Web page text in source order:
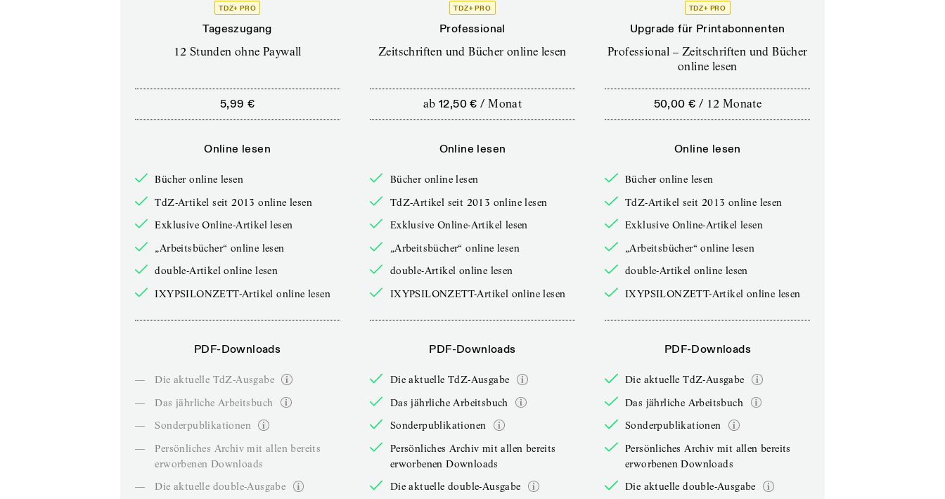
TDZ+ PRO
Tageszugang
12 Stunden ohne Paywall
5,99 €
Online lesen
Bücher online lesen
TdZ-Artikel seit 2013 online lesen
Exklusive Online-Artikel lesen
„Arbeitsbücher“ online lesen
double-Artikel online lesen
IXYPSILONZETT-Artikel online lesen
PDF-Downloads
—
Die aktuelle TdZ-Ausgabe
—
Das jährliche Arbeitsbuch
—
Sonderpublikationen
—
Persönliches Archiv mit allen bereits
erworbenen Downloads
—
Die aktuelle double-Ausgabe
TDZ+ PRO
Professional
Zeitschriften und Bücher online lesen
ab 12,50 € /Monat
Online lesen
Bücher online lesen
TdZ-Artikel seit 2013 online lesen
Exklusive Online-Artikel lesen
„Arbeitsbücher“ online lesen
double-Artikel online lesen
IXYPSILONZETT-Artikel online lesen
PDF-Downloads
Die aktuelle TdZ-Ausgabe
Das jährliche Arbeitsbuch
Sonderpublikationen
Persönliches Archiv mit allen bereits
erworbenen Downloads
Die aktuelle double-Ausgabe
TDZ+ PRO
Upgrade für Printabonnenten
Professional – Zeitschriften und Bücher
online lesen
50,00 € / 12 Monate
Online lesen
Bücher online lesen
TdZ-Artikel seit 2013 online lesen
Exklusive Online-Artikel lesen
„Arbeitsbücher“ online lesen
double-Artikel online lesen
IXYPSILONZETT-Artikel online lesen
PDF-Downloads
Die aktuelle TdZ-Ausgabe
Das jährliche Arbeitsbuch
Sonderpublikationen
Persönliches Archiv mit allen bereits
erworbenen Downloads
Die aktuelle double-Ausgabe